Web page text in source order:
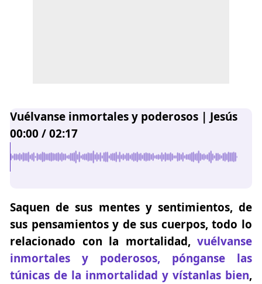
Vuélvanse inmortales y poderosos | Jesús
00:00 /02:17
Saquen de sus mentes y sentimientos, de
sus pensamientos y de sus cuerpos, todo lo
relacionado con la mortalidad,vuélvanse
inmortales y poderosos, pónganse las
túnicas de la inmortalidad y vístanlas bien,